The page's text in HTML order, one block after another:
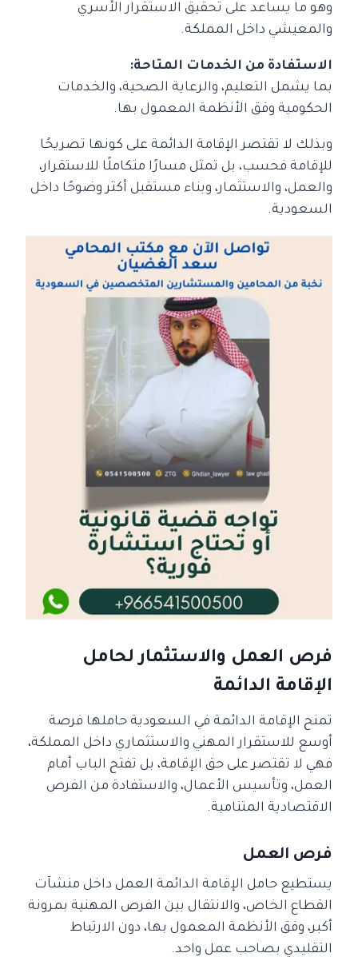
وهو ما يساعد على تحقيق الاستقرار الأسري
والمعيشي داخل المملكة.
الاستفادة من الخدمات المتاحة:
بما يشمل التعليم، والرعاية الصحية، والخدمات
الحكومية وفق الأنظمة المعمول بها.
وبذلك لا تقتصر الإقامة الدائمة على كونها تصريحًا
للإقامة فحسب، بل تمثل مسارًا متكاملًا للاستقرار،
والعمل، والاستثمار، وبناء مستقبل أكثر وضوحًا داخل
السعودية.
فرص العمل والاستثمار لحامل
الإقامة الدائمة
تمنح الإقامة الدائمة في السعودية حاملها فرصة
أوسع للاستقرار المهني والاستثماري داخل المملكة،
فهي لا تقتصر على حق الإقامة، بل تفتح الباب أمام
العمل، وتأسيس الأعمال، والاستفادة من الفرص
الاقتصادية المتنامية.
فرص العمل
يستطيع حامل الإقامة الدائمة العمل داخل منشآت
القطاع الخاص، والانتقال بين الفرص المهنية بمرونة
أكبر، وفق الأنظمة المعمول بها، دون الارتباط
التقليدي بصاحب عمل واحد.